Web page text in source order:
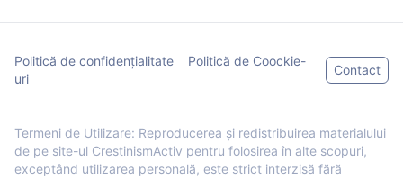
Termeni de Utilizare: Reproducerea și redistribuirea materialului
de pe site-ul CrestinismActiv pentru folosirea în alte scopuri,
exceptând utilizarea personală, este strict interzisă fără
Politică de confidențialitate
Politică de Coockie-
uri
Contact